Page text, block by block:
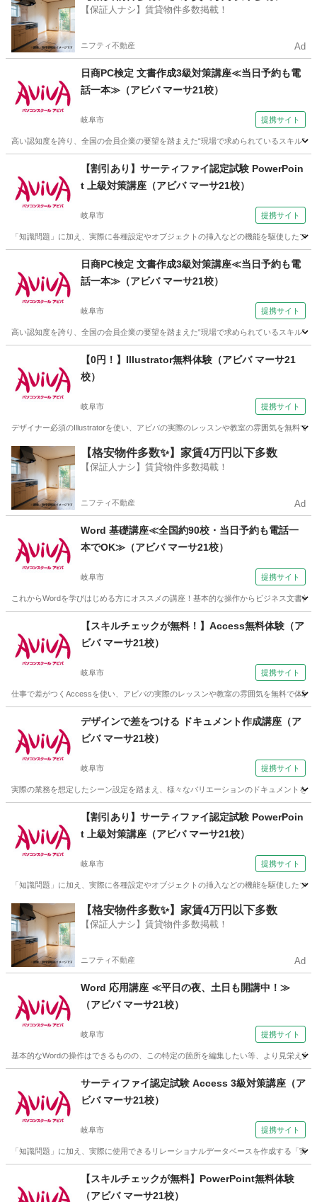
【保証人ナシ】賃貸物件多数掲載！
ニフティ不動産 Ad
日商PC検定 文書作成3級対策講座≪当日予約も電
話一本≫（アビバ マーサ21校）
岐阜市 提携サイト
高い認知度を誇り、全国の会員企業の要望を踏まえた“現場で求められているスキル”
ワード
【割引あり】サーティファイ認定試験 PowerPoin
t 上級対策講座（アビバ マーサ21校）
岐阜市 提携サイト
「知識問題」に加え、実際に各種設定やオブジェクトの挿入などの機能を駆使した
パワーポイント
日商PC検定 文書作成3級対策講座≪当日予約も電
話一本≫（アビバ マーサ21校）
岐阜市 提携サイト
高い認知度を誇り、全国の会員企業の要望を踏まえた“現場で求められているスキル”
ワード
【0円！】Illustrator無料体験（アビバ マーサ21
校）
岐阜市 提携サイト
デザイナー必須のIllustratorを使い、アビバの実際のレッスンや教室の雰囲気を無料で
岐阜 岐阜市 Illustrator
【格安物件多数✨】家賃4万円以下多数
【保証人ナシ】賃貸物件多数掲載！
ニフティ不動産 Ad
Word 基礎講座≪全国約90校・当日予約も電話一
本でOK≫（アビバ マーサ21校）
岐阜市 提携サイト
これからWordを学びはじめる方にオススメの講座！基本的な操作からビジネス文書
ワード
【スキルチェックが無料！】Access無料体験（ア
ビバ マーサ21校）
岐阜市 提携サイト
仕事で差がつくAccessを使い、アビバの実際のレッスンや教室の雰囲気を無料で体
アクセス
デザインで差をつける ドキュメント作成講座（ア
ビバ マーサ21校）
岐阜市 提携サイト
実際の業務を想定したシーン設定を踏まえ、様々なバリエーションのドキュメントを
Webデザイナー
【割引あり】サーティファイ認定試験 PowerPoin
t 上級対策講座（アビバ マーサ21校）
岐阜市 提携サイト
「知識問題」に加え、実際に各種設定やオブジェクトの挿入などの機能を駆使した
岐阜 岐阜市 パワーポイント
【格安物件多数✨】家賃4万円以下多数
【保証人ナシ】賃貸物件多数掲載！
ニフティ不動産 Ad
Word 応用講座 ≪平日の夜、土日も開講中！≫
（アビバ マーサ21校）
岐阜市 提携サイト
基本的なWordの操作はできるものの、この特定の箇所を編集したい等、より見栄え
サーティファイ認定試験 Access 3級対策講座（ア
ビバ マーサ21校）
岐阜市 提携サイト
「知識問題」に加え、実際に使用できるリレーショナルデータベースを作成する「
アクセス
【スキルチェックが無料】PowerPoint無料体験
（アビバ マーサ21校）